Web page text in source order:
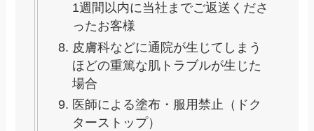
1週間以内に当社までご返送くださ
ったお客様
皮膚科などに通院が生じてしまう
ほどの重篤な肌トラブルが生じた
場合
医師による塗布・服用禁止（ドク
ターストップ）